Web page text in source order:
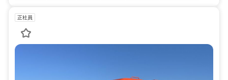
正社員